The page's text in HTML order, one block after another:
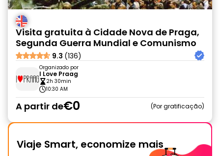
Visita gratuita à Cidade Nova de Praga,
Segunda Guerra Mundial e Comunismo
9.3 (136)
Organizado por
I Love Praag
2h 30min
10:30 AM
A partir de€0 Por gratificação
Viaje Smart, economize mais